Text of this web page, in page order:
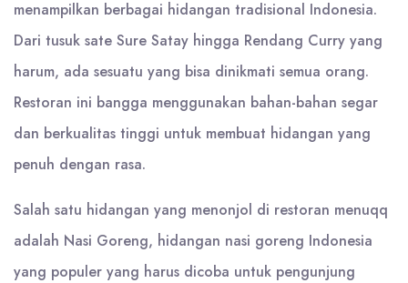
menampilkan berbagai hidangan tradisional Indonesia.
Dari tusuk sate Sure Satay hingga Rendang Curry yang
harum, ada sesuatu yang bisa dinikmati semua orang.
Restoran ini bangga menggunakan bahan-bahan segar
dan berkualitas tinggi untuk membuat hidangan yang
penuh dengan rasa.
Salah satu hidangan yang menonjol di restoran menuqq
adalah Nasi Goreng, hidangan nasi goreng Indonesia
yang populer yang harus dicoba untuk pengunjung